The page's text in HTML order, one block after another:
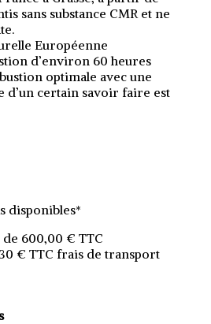
sans substance CMR et ne
Européenne
d’environ 60 heures
optimale avec une
d’un certain savoir faire est
disponibles*
600,00 € TTC
€ TTC frais de transport